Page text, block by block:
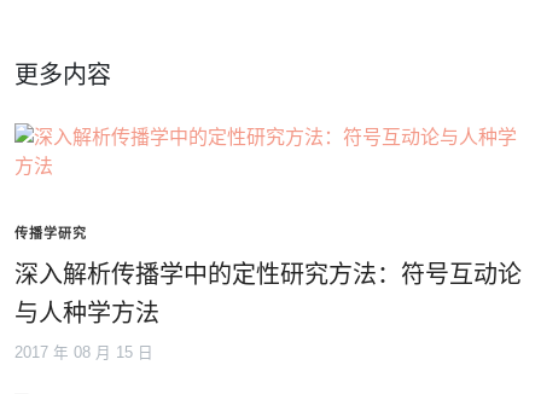
更多内容
传播学研究
深入解析传播学中的定性研究方法：符号互动论
与人种学方法
2017 年 08 月 15 日